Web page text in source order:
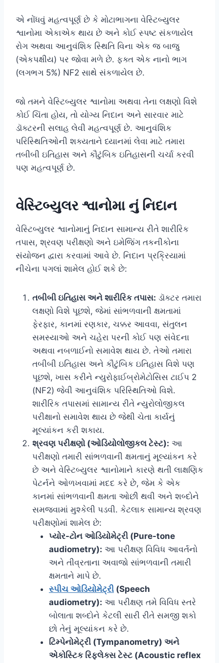
એ નોંધવું મહત્વપૂર્ણ છે કે મોટાભાગના વેસ્ટિબ્યુલર
શ્વાનોમા એકાએક થાય છે અને કોઈ સ્પષ્ટ સંકળાયેલ
રોગ અથવા આનુવંશિક સ્થિતિ વિના એક જ બાજુ
(એકપક્ષીય) પર જોવા મળે છે. ફક્ત એક નાનો ભાગ
(લગભગ 5%) NF2 સાથે સંકળાયેલ છે.
જો તમને વેસ્ટિબ્યુલર શ્વાનોમા અથવા તેના લક્ષણો વિશે
કોઈ ચિંતા હોય, તો યોગ્ય નિદાન અને સારવાર માટે
ડૉક્ટરની સલાહ લેવી મહત્વપૂર્ણ છે. આનુવંશિક
પરિસ્થિતિઓની શક્યતાને ધ્યાનમાં લેવા માટે તમારા
તબીબી ઇતિહાસ અને કૌટુંબિક ઇતિહાસની ચર્ચા કરવી
પણ મહત્વપૂર્ણ છે.
વેસ્ટિબ્યુલર શ્વાનોમા નું નિદાન
વેસ્ટિબ્યુલર શ્વાનોમાનું નિદાન સામાન્ય રીતે શારીરિક
તપાસ, શ્રવણ પરીક્ષણો અને ઇમેજિંગ તકનીકોના
સંયોજન દ્વારા કરવામાં આવે છે. નિદાન પ્રક્રિયામાં
નીચેના પગલાં શામેલ હોઈ શકે છે:
તબીબી ઇતિહાસ અને શારીરિક તપાસ: ડૉક્ટર તમારા
લક્ષણો વિશે પૂછશે, જેમાં સાંભળવાની ક્ષમતામાં
ફેરફાર, કાનમાં રણકાર, ચક્કર આવવા, સંતુલન
સમસ્યાઓ અને ચહેરા પરની કોઈ પણ સંવેદના
અથવા નબળાઈનો સમાવેશ થાય છે. તેઓ તમારા
તબીબી ઇતિહાસ અને કૌટુંબિક ઇતિહાસ વિશે પણ
પૂછશે, ખાસ કરીને ન્યુરોફાઈબ્રોમેટોસિસ ટાઈપ 2
(NF2) જેવી આનુવંશિક પરિસ્થિતિઓ વિશે.
શારીરિક તપાસમાં સામાન્ય રીતે ન્યુરોલોજીકલ
પરીક્ષાનો સમાવેશ થાય છે જેથી ચેતા કાર્યનું
મૂલ્યાંકન કરી શકાય.
શ્રવણ પરીક્ષણો (ઓડિયોલોજીકલ ટેસ્ટ): આ
પરીક્ષણો તમારી સાંભળવાની ક્ષમતાનું મૂલ્યાંકન કરે
છે અને વેસ્ટિબ્યુલર શ્વાનોમાને કારણે થતી લાક્ષણિક
પેટર્નને ઓળખવામાં મદદ કરે છે, જેમ કે એક
કાનમાં સાંભળવાની ક્ષમતા ઓછી થવી અને શબ્દોને
સમજવામાં મુશ્કેલી પડવી. કેટલાક સામાન્ય શ્રવણ
પરીક્ષણોમાં શામેલ છે:
પ્યોર-ટોન ઓડિયોમેટ્રી (Pure-tone
audiometry): આ પરીક્ષણ વિવિધ આવર્તનો
અને તીવ્રતાના અવાજો સાંભળવાની તમારી
ક્ષમતાને માપે છે.
સ્પીચ ઓડિયોમેટ્રી (Speech
audiometry): આ પરીક્ષણ તમે વિવિધ સ્તરે
બોલાતા શબ્દોને કેટલી સારી રીતે સમજી શકો
છો તેનું મૂલ્યાંકન કરે છે.
ટિમ્પેનોમેટ્રી (Tympanometry) અને
એકોસ્ટિક રિફ્લેક્સ ટેસ્ટ (Acoustic reflex